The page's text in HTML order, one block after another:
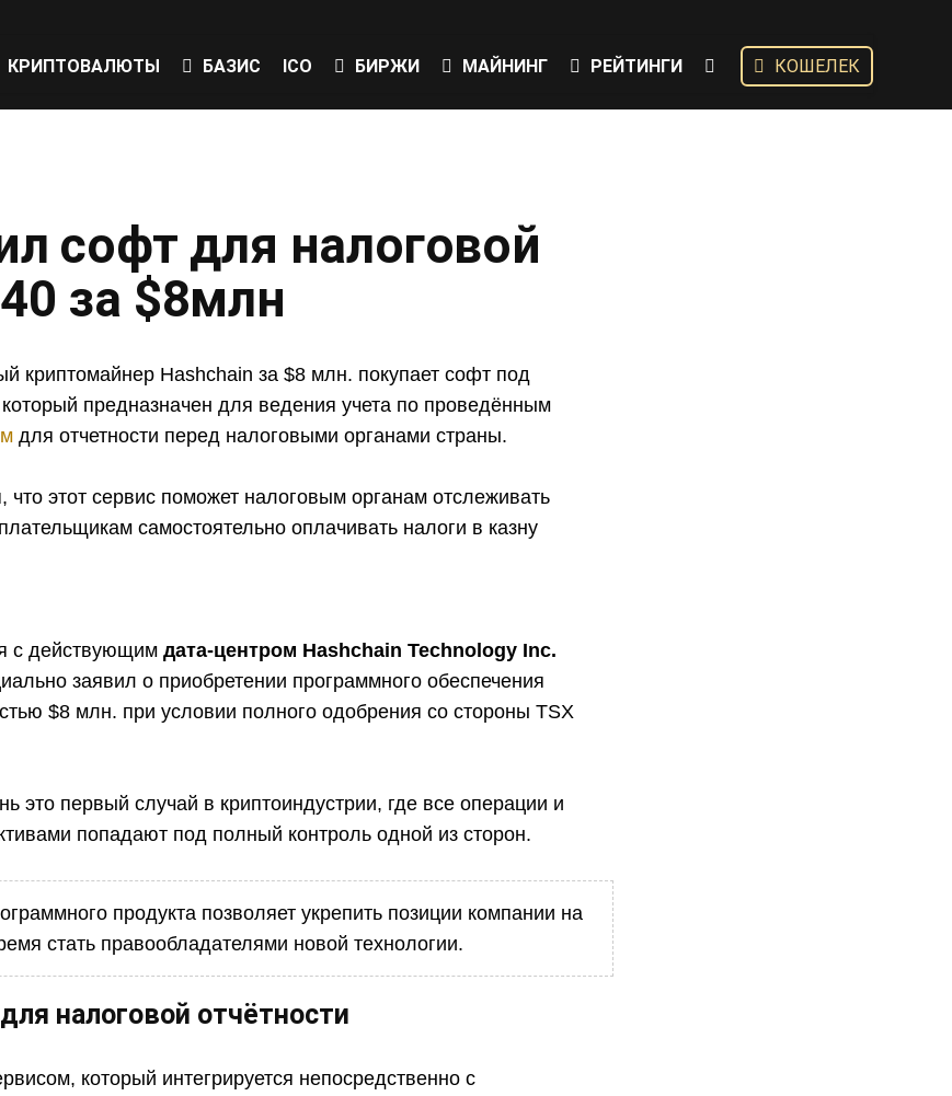
КРИПТОВАЛЮТЫ БАЗИС ICO БИРЖИ МАЙНИНГ РЕЙТИНГИ КОШЕЛЕК
софт для налоговой
за $8млн
криптомайнер Hashchain за $8 млн. покупает софт под
предназначен для ведения учета по проведённым
для отчетности перед налоговыми органами страны.
что этот сервис поможет налоговым органам отслеживать
самостоятельно оплачивать налоги в казну
с действующимдата-центром Hashchain Technology Inc.
заявил о приобретении программного обеспечения
$8 млн. при условии полного одобрения со стороны TSX
это первый случай в криптоиндустрии, где все операции и
попадают под полный контроль одной из сторон.
продукта позволяет укрепить позиции компании на
стать правообладателями новой технологии.
налоговой отчётности
который интегрируется непосредственно с